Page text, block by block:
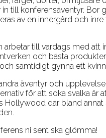
till konferensäventyr.
av en innergård och
till vardags med
och bästa
samtidigt gynna ett
äventyr och
för att söka svalka
Hollywood där bland
ni sent ska glömma!